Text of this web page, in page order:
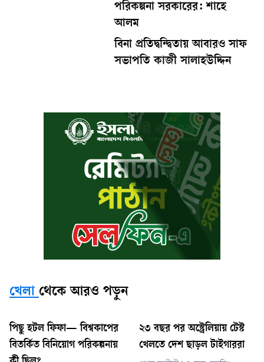
পরিকল্পনা সরকারের: শাহে
আলম
বিনা প্রতিদ্বন্দ্বিতায় আবারও সাফ
সভাপতি কাজী সালাহউদ্দিন
খেলা থেকে আরও পড়ুন
পিছু হটল ফিফা— বিশ্বকাপের
বিতর্কিত বিনিয়োগ পরিকল্পনায়
২৩ বছর পর অস্ট্রেলিয়ায় টেস্ট
খেলতে দেশ ছাড়ল টাইগাররা